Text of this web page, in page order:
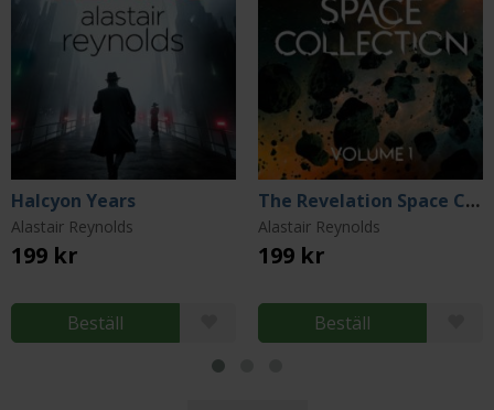
Halcyon Years
Alastair Reynolds
199 kr
Beställ
The Revelation Space Collection Volume 1
Alastair Reynolds
199 kr
Beställ